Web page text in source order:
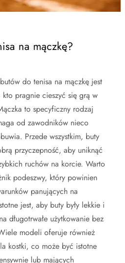
na mączkę?
do tenisa na mączkę jest
pragnie cieszyć się grą w
to specyficzny rodzaj
od zawodników nieco
Przede wszystkim, buty
przyczepność, aby uniknąć
ruchów na korcie. Warto
podeszwy, który powinien
panujących na
jest, aby buty były lekkie i
długotrwałe użytkowanie bez
modeli oferuje również
kostki, co może być istotne
lub mających